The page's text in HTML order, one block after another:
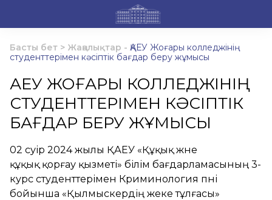
Басты бет > Жаңалықтар - ҚАЕУ Жоғары колледжінің
студенттерімен кәсіптік бағдар беру жұмысы
ҚАЕУ ЖОҒАРЫ КОЛЛЕДЖІНІҢ
СТУДЕНТТЕРІМЕН КӘСІПТІК
БАҒДАР БЕРУ ЖҰМЫСЫ
02 сәуір 2024 жылы ҚАЕУ «Құқық және
құқық қорғау қызметі» білім бағдарламасының 3-
курс студенттерімен Криминология пәні
бойынша «Қылмыскердің жеке тұлғасы»